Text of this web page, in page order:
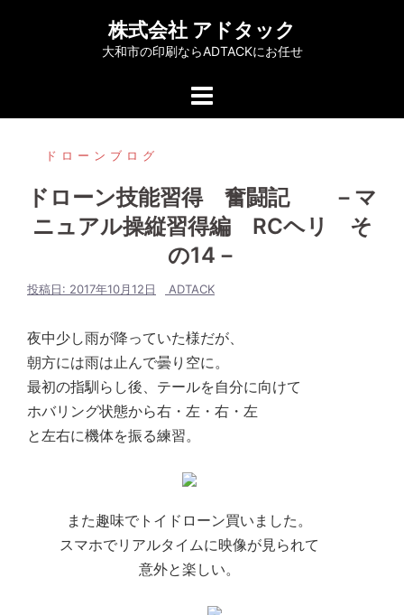
株式会社 アドタック
大和市の印刷ならADTACKにお任せ
ドローンブログ
ドローン技能習得 奮闘記 －マ
ニュアル操縦習得編 RCヘリ そ
の14－
投稿日: 2017年10月12日 ADTACK
夜中少し雨が降っていた様だが、
朝方には雨は止んで曇り空に。
最初の指馴らし後、テールを自分に向けて
ホバリング状態から右・左・右・左
と左右に機体を振る練習。
また趣味でトイドローン買いました。
スマホでリアルタイムに映像が見られて
意外と楽しい。